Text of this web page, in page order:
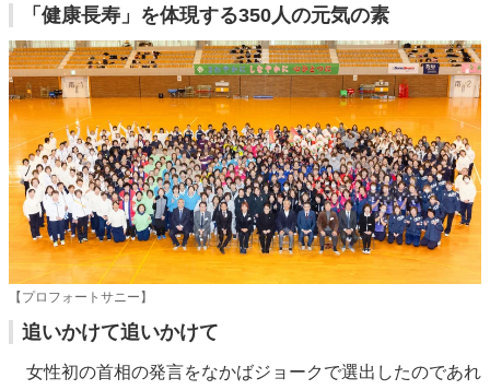
「健康長寿」を体現する350人の元気の素
【プロフォートサニー】
追いかけて追いかけて
女性初の首相の発言をなかばジョークで選出したのであれ